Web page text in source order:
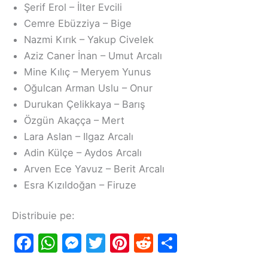
Şerif Erol – İlter Evcili
Cemre Ebüzziya – Bige
Nazmi Kırık – Yakup Civelek
Aziz Caner İnan – Umut Arcalı
Mine Kılıç – Meryem Yunus
Oğulcan Arman Uslu – Onur
Durukan Çelikkaya – Barış
Özgün Akaçça – Mert
Lara Aslan – Ilgaz Arcalı
Adin Külçe – Aydos Arcalı
Arven Ece Yavuz – Berit Arcalı
Esra Kızıldoğan – Firuze
Distribuie pe:
F
W M T
Pi R